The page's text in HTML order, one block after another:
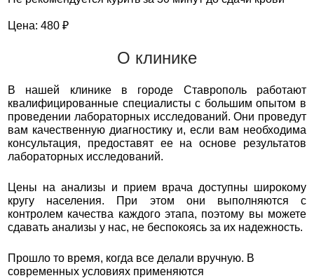
Цена: 480 ₽
О клинике
В нашей клинике в городе Ставрополь работают
квалифицированные специалисты с большим опытом в
проведении лабораторных исследований. Они проведут
вам качественную диагностику и, если вам необходима
консультация, предоставят ее на основе результатов
лабораторных исследований.
Цены на анализы и прием врача доступны широкому
кругу населения. При этом они выполняются с
контролем качества каждого этапа, поэтому вы можете
сдавать анализы у нас, не беспокоясь за их надежность.
Прошло то время, когда все делали вручную. В
современных условиях применяются